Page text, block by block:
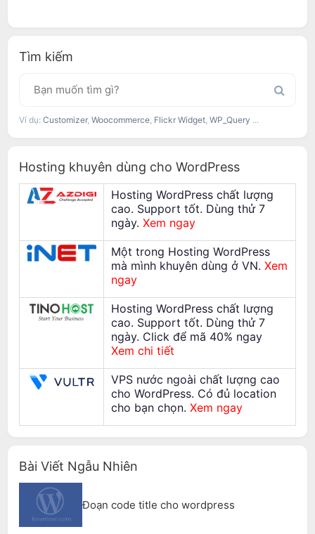
Tìm kiếm
Ví dụ: Customizer, Woocommerce Flickr Widget WP_Query ...
Hosting khuyên dùng cho WordPress
Hosting WordPress chất lượng
cao. Support tốt. Dùng thử 7
ngày. Xem ngay
Một trong Hosting WordPress
mà mình khuyên dùng ở VN. Xem
ngay
Hosting WordPress chất lượng
cao. Support tốt. Dùng thử 7
ngày. Click để mã 40% ngay
Xem chi tiết
VPS nước ngoài chất lượng cao
cho WordPress. Có đủ location
cho bạn chọn. Xem ngay
Bài Viết Ngẫu Nhiên
Đoạn code title cho wordpress